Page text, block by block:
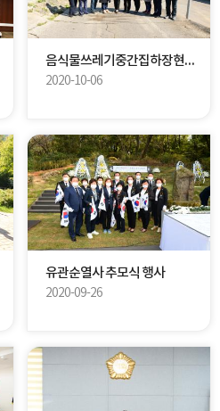
음식물쓰레기중간집하장현장방문
2020-10-06
유관순열사 추모식 행사
2020-09-26